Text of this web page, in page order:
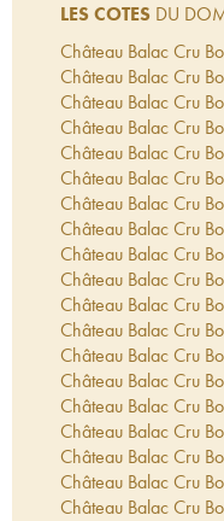
rachetée en 1965
époque, la vigne
ruines. Dès 1966,
le vignoble
une restauration
LES COTES DU
Château Balac Cru
Château Balac Cru
Château Balac Cru
Château Balac Cru
Château Balac Cru
Château Balac Cru
Château Balac Cru
Château Balac Cru
Château Balac Cru
Château Balac Cru
Château Balac Cru
Château Balac Cru
Château Balac Cru
Château Balac Cru
Château Balac Cru
Château Balac Cru
Château Balac Cru
Château Balac Cru
Château Balac Cru